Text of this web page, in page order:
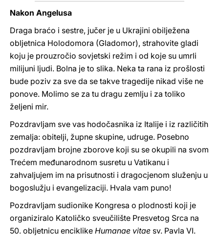
Nakon Angelusa
Draga braćo i sestre, jučer je u Ukrajini obilježena
obljetnica Holodomora (Gladomor), strahovite gladi
koju je prouzročio sovjetski režim i od koje su umrli
milijuni ljudi. Bolna je to slika. Neka ta rana iz prošlosti
bude poziv za sve da se takve tragedije nikad više ne
ponove. Molimo se za tu dragu zemlju i za toliko
željeni mir.
Pozdravljam sve vas hodočasnika iz Italije i iz različitih
zemalja: obitelji, župne skupine, udruge. Posebno
pozdravljam brojne zborove koji su se okupili na svom
Trećem međunarodnom susretu u Vatikanu i
zahvaljujem im na prisutnosti i dragocjenom služenju u
bogoslužju i evangelizaciji. Hvala vam puno!
Pozdravljam sudionike Kongresa o plodnosti koji je
organiziralo Katoličko sveučilište Presvetog Srca na
50. obljetnicu enciklike Humanae vitae sv. Pavla VI.